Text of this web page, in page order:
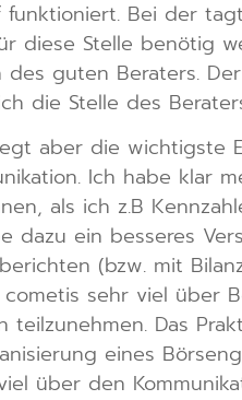
Bei der
diese Stelle benötig
des guten Beraters.
die Stelle des
aber die wichtigste
Ich habe klar
als ich z.B
dazu ein besseres
(bzw. mit
sehr viel über
teilzunehmen. Das
eines
über den